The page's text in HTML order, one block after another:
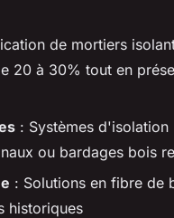
de mortiers
20 à 30% tout en
: Systèmes
ou bardages bois
: Solutions en fibre de
historiques